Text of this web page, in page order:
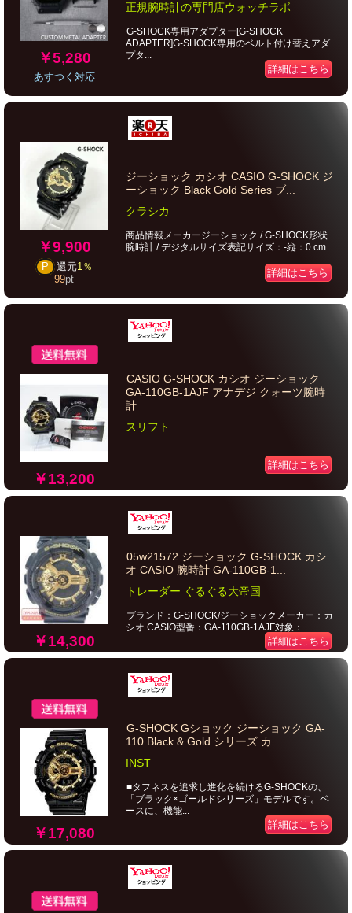
￥5,280
あすつく対応
正規腕時計の専門店ウォッチラボ
G-SHOCK専用アダプター[G-SHOCK
ADAPTER]G-SHOCK専用のベルト付け替えアダ
プタ...
詳細はこちら
￥9,900
P 還元1％
99pt
ジーショック カシオ CASIO G-SHOCK ジ
ーショック Black Gold Series ブ...
クラシカ
商品情報メーカージーショック / G-SHOCK形状
腕時計 / デジタルサイズ表記サイズ：-縦：0 cm...
詳細はこちら
￥13,200
CASIO G-SHOCK カシオ ジーショック
GA-110GB-1AJF アナデジ クォーツ腕時
計
スリフト
詳細はこちら
￥14,300
05w21572 ジーショック G-SHOCK カシ
オ CASIO 腕時計 GA-110GB-1...
トレーダー ぐるぐる大帝国
ブランド：G-SHOCK/ジーショックメーカー：カ
シオ CASIO型番：GA-110GB-1AJF対象：...
詳細はこちら
￥17,080
G-SHOCK Gショック ジーショック GA-
110 Black & Gold シリーズ カ...
INST
■タフネスを追求し進化を続けるG-SHOCKの、
「ブラック×ゴールドシリーズ」モデルです。ベ
ースに、機能...
詳細はこちら